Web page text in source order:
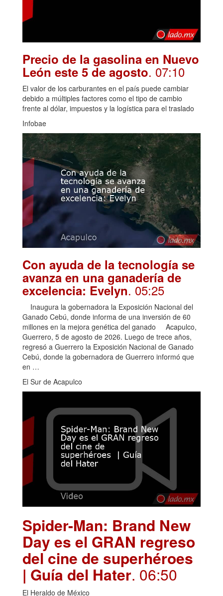
Precio de la gasolina en Nuevo
León este 5 de agosto. 07:10
El valor de los carburantes en el país puede cambiar
debido a múltiples factores como el tipo de cambio
frente al dólar, impuestos y la logística para el traslado
Infobae
Con ayuda de la tecnología se
avanza en una ganadería de
excelencia: Evelyn. 05:25
Inaugura la gobernadora la Exposición Nacional del
Ganado Cebú, donde informa de una inversión de 60
millones en la mejora genética del ganado Acapulco,
Guerrero, 5 de agosto de 2026. Luego de trece años,
regresó a Guerrero la Exposición Nacional de Ganado
Cebú, donde la gobernadora de Guerrero informó que
en …
El Sur de Acapulco
Spider-Man: Brand New
Day es el GRAN regreso
del cine de superhéroes
| Guía del Hater. 06:50
El Heraldo de México